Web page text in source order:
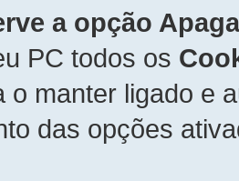
a opção
PC todos os
o manter ligado e
das opções